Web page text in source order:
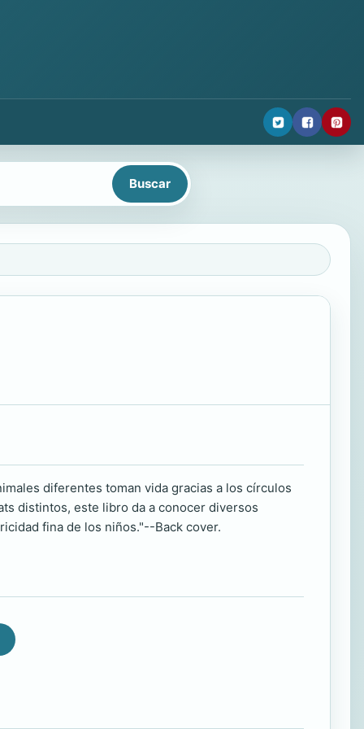
diferentes toman vida gracias a los círculos
distintos, este libro da a conocer diversos
fina de los niños."--Back cover.